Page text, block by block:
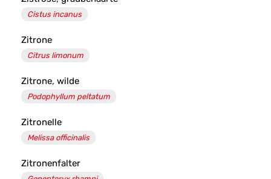
Cistus incanus
Zitrone
Citrus limonum
Zitrone, wilde
Podophyllum peltatum
Zitronelle
Melissa officinalis
Zitronenfalter